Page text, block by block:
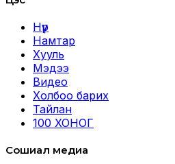
Нүүр
Намтар
Хууль
Мэдээ
Видео
Холбоо барих
Тайлан
100 ХОНОГ
Сошиал медиа